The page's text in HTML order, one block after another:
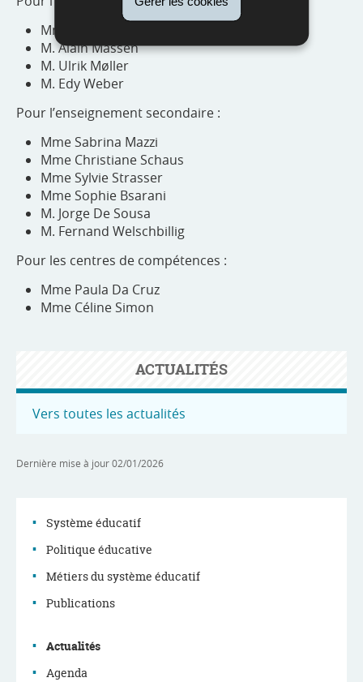
Mme Lindsay Kieffer
M. Alain Massen
M. Ulrik Møller
M. Edy Weber
Pour l’enseignement secondaire :
Mme Sabrina Mazzi
Mme Christiane Schaus
Mme Sylvie Strasser
Mme Sophie Bsarani
M. Jorge De Sousa
M. Fernand Welschbillig
Pour les centres de compétences :
Mme Paula Da Cruz
Mme Céline Simon
ACTUALITÉS
Vers toutes les actualités
Dernière mise à jour02/01/2026
Menu
de
navigation
Système éducatif
Politique éducative
Métiers du système éducatif
Publications
Actualités
Agenda